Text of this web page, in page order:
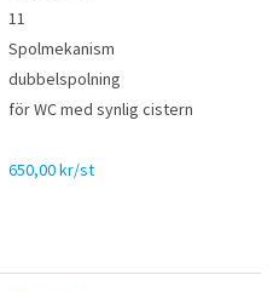
11
Spolmekanism
dubbelspolning
för WC med synlig cistern
650,00 kr/st